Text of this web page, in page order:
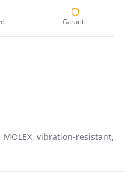
Garantii
MOLEX, vibration-resistant,